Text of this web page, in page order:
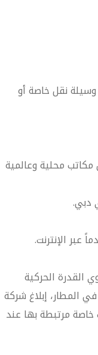
نقل خاصة أو
محلية وعالمية
دبي.
عبر الإنترنت.
الحركية
المطار، إبلاغ شركة
خاصة مرتبطة بها عند